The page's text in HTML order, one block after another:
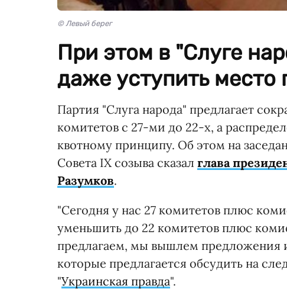
© Левый берег
При этом в "Слуге
даже уступить место
Партия "Слуга народа" предлагает
комитетов с 27-ми до 22-х, а
квотному принципу. Об этом на
Совета IX созыва сказал глава
Разумков.
"Сегодня у нас 27 комитетов плюс
уменьшить до 22 комитетов плюс
предлагаем, мы вышлем предложения
которые предлагается обсудить на
"Украинская правда".